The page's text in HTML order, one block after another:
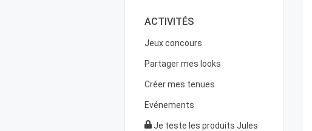
ACTIVITÉS
Jeux concours
Partager mes looks
Créer mes tenues
Evénements
Je teste les produits Jules